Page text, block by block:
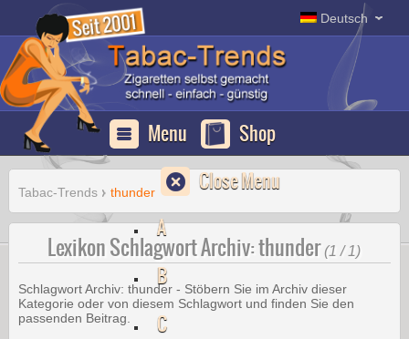
Deutsch
Menu
Shop
Close Menu
A
B
C
Tabac-Trends thunder
Lexikon Schlagwort Archiv: thunder (1 / 1)
Schlagwort Archiv: thunder- Stöbern Sie im Archiv dieser
Kategorie oder von diesem Schlagwort und finden Sie den
passenden Beitrag.